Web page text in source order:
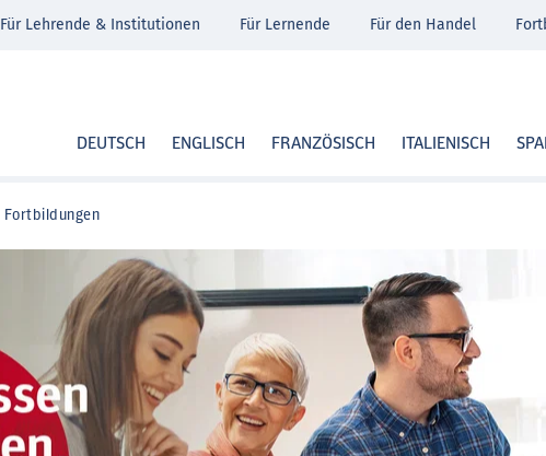
DEUTSCH ENGLISCH FRANZÖSISCH ITALIENISCH
Für Lehrende & Institutionen Für Lernende Für den Handel
Fortbildungen